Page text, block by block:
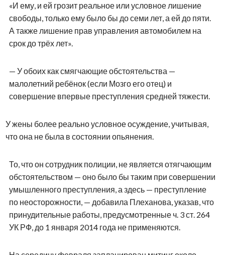
«И ему, и ей грозит реальное или условное лишение
свободы, только ему было бы до семи лет, а ей до пяти.
А также лишение прав управления автомобилем на
срок до трёх лет».
— У обоих как смягчающие обстоятельства —
малолетний ребёнок (если Мозго его отец) и
совершение впервые преступления средней тяжести.
У жены более реально условное осуждение, учитывая,
что она не была в состоянии опьянения.
То, что он сотрудник полиции, не является отягчающим
обстоятельством — оно было бы таким при совершении
умышленного преступления, а здесь — преступление
по неосторожности, — добавила Плеханова, указав, что
принудительные работы, предусмотренные ч. 3 ст. 264
УК РФ, до 1 января 2014 года не применяются.